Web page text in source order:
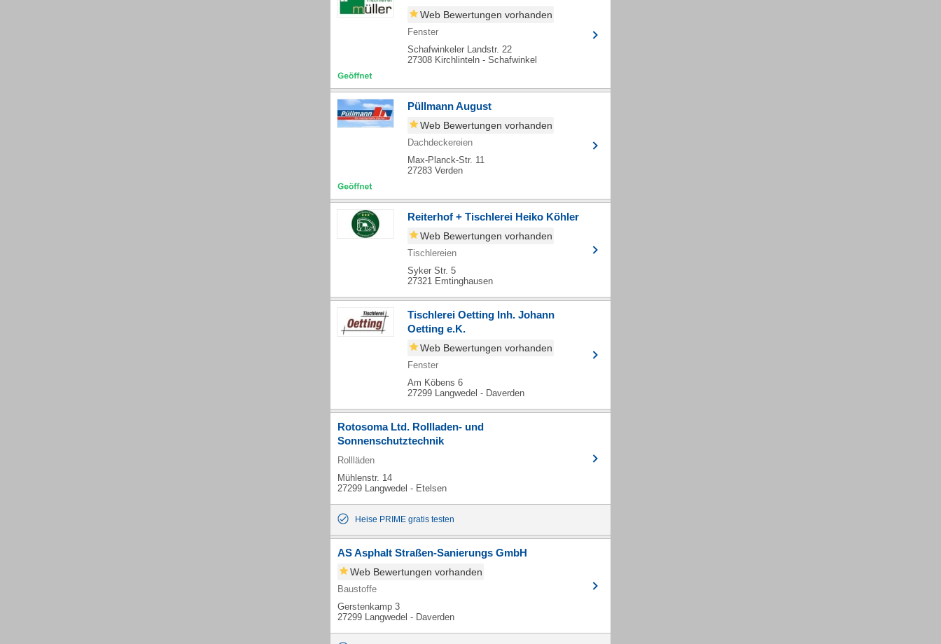
Web Bewertungen vorhanden
Fenster
Schafwinkeler Landstr. 22
27308 Kirchlinteln - Schafwinkel
Püllmann August
Web Bewertungen vorhanden
Dachdeckereien
Max-Planck-Str. 11
27283 Verden
Reiterhof + Tischlerei Heiko Köhler
Web Bewertungen vorhanden
Tischlereien
Syker Str. 5
27321 Emtinghausen
Tischlerei Oetting Inh. Johann
Oetting e.K.
Web Bewertungen vorhanden
Fenster
Am Köbens 6
27299 Langwedel - Daverden
Rotosoma Ltd. Rollladen- und
Sonnenschutztechnik
Rollläden
Mühlenstr. 14
27299 Langwedel - Etelsen
Heise PRIME gratis testen
AS Asphalt Straßen-Sanierungs GmbH
Web Bewertungen vorhanden
Baustoffe
Gerstenkamp 3
27299 Langwedel - Daverden